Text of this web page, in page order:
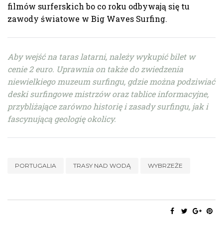
filmów surferskich bo co roku odbywają się tu
zawody światowe w Big Waves Surfing.
Aby wejść na taras latarni, należy wykupić bilet w
cenie 2 euro. Uprawnia on także do zwiedzenia
niewielkiego muzeum surfingu, gdzie można podziwiać
deski surfingowe mistrzów oraz tablice informacyjne,
przybliżające zarówno historię i zasady surfingu, jak i
fascynującą geologię okolicy.
PORTUGALIA TRASY NAD WODĄ WYBRZEŻE